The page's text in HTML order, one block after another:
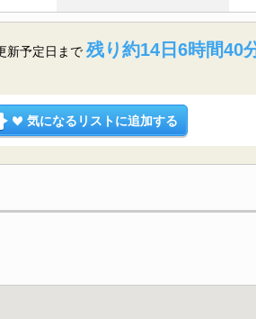
新予定日まで 残り約14日6時間40
気になるリストに追加する